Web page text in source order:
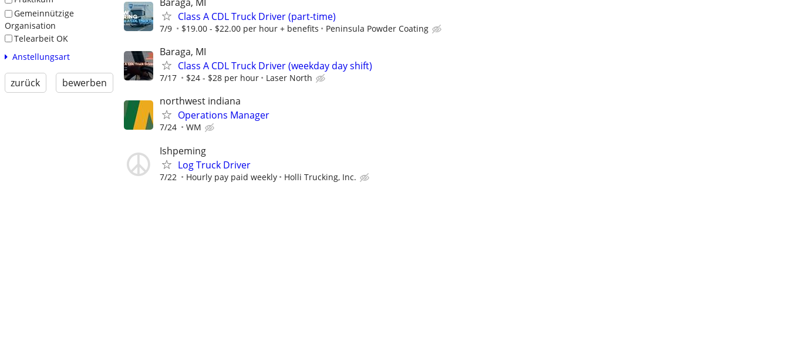
Gemeinnützige
Organisation
Telearbeit OK
Anstellungsart
zurück bewerben
Class A CDL Truck Driver (part-time)
7/9 $19.00 - $22.00 per hour + benefits Peninsula Powder Coating
Baraga, MI
Class A CDL Truck Driver (weekday day shift)
7/17 $24 - $28 per hour Laser North
northwest indiana
Operations Manager
7/24 WM
Ishpeming
Log Truck Driver
7/22 Hourly pay paid weekly Holli Trucking, Inc.